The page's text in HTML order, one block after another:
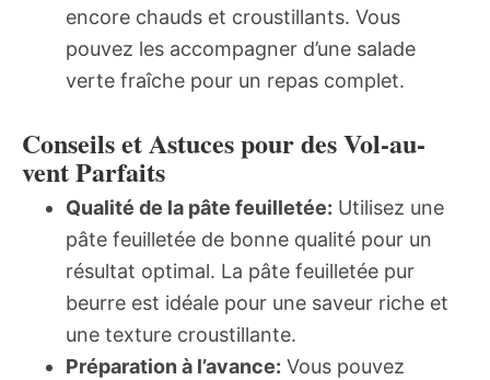
encore chauds et croustillants. Vous
pouvez les accompagner d’une salade
verte fraîche pour un repas complet.
Conseils et Astuces pour des Vol-au-
vent Parfaits
Qualité de la pâte feuilletée: Utilisez une
pâte feuilletée de bonne qualité pour un
résultat optimal. La pâte feuilletée pur
beurre est idéale pour une saveur riche et
une texture croustillante.
Préparation à l’avance: Vous pouvez